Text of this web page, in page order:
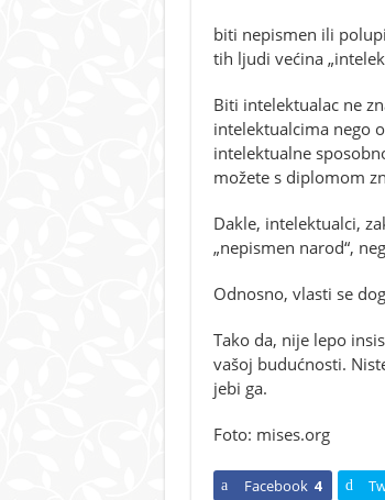
biti nepismen ili
tih ljudi većina
Biti intelektualac ne
intelektualcima nego
intelektualne
možete s diplomom
Dakle, intelektualci,
„nepismen narod“,
Odnosno, vlasti se
Tako da, nije lepo
vašoj budućnosti.
jebi ga.
Foto: mises.org
Facebook 4